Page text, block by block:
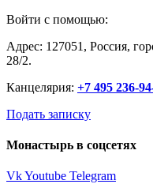
Войти с помощью:
Адрес: 127051, Россия,
28/2.
Канцелярия: +7 495 236-
Подать записку
Монастырь в соцсетях
VkYoutube Telegram